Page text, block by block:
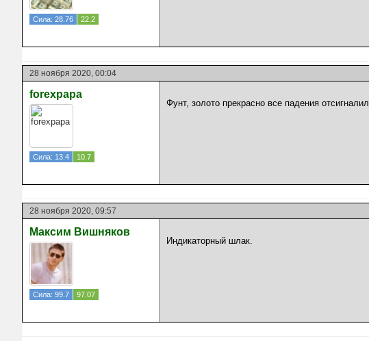
Сила: 28.76 22.2
28 ноября 2020, 00:04
forexpapa
Сила: 13.4 10.7
Фунт, золото прекрасно все падения отсигналил
28 ноября 2020, 09:57
Максим Вишняков
Сила: 99.7 97.07
Индикаторный шлак.